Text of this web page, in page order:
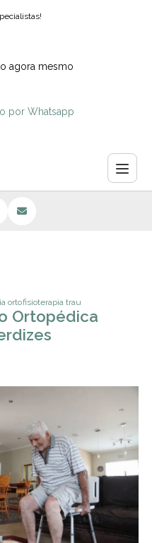
agora mesmo
por Whatsapp
ortopedia para criancas
fisioterapia traumato ortopedica
Ortopédica